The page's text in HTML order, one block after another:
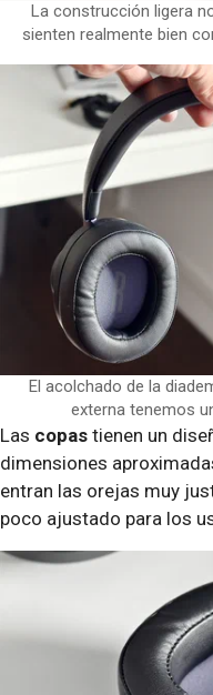
La construcción ligera
sienten realmente bien
El acolchado de la
externa tenemos
​ Las copas tienen un
dimensiones
entran las orejas muy
poco ajustado para los